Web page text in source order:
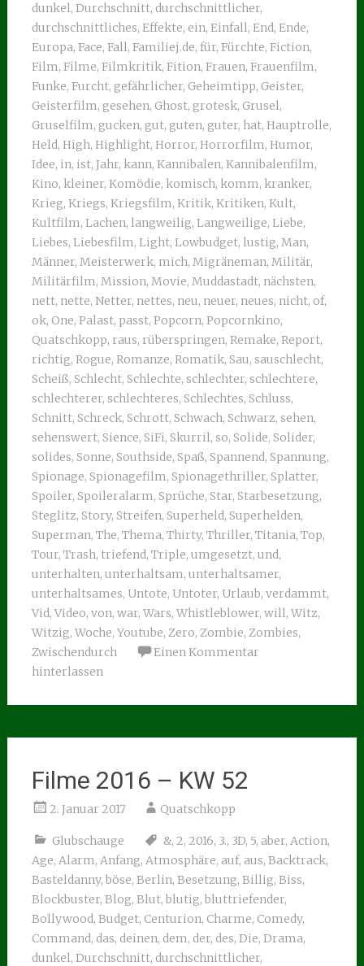
dunkel, Durchschnitt, durchschnittlicher,
durchschnittliches, Effekte, ein, Einfall, End, Ende,
Europa, Face, Fall, Familiej.de, für, Fürchte, Fiction,
Film, Filme, Filmkritik, Fition, Frauen, Frauenfilm,
Funke, Furcht, gefährlicher, Geheimtipp, Geister,
Geisterfilm, gesehen, Ghost, grotesk, Grusel,
Gruselfilm, gucken, gut, guten, guter, hat, Hauptrolle,
Held, High, Highlight, Horror, Horrorfilm, Humor,
Idee, in, ist, Jahr, kann, Kannibalen, Kannibalenfilm,
Kino, kleiner, Komödie, komisch, komm, kranker,
Krieg, Kriegs, Kriegsfilm, Kritik, Kritiken, Kult,
Kultfilm, Lachen, langweilig, Langweilige, Liebe,
Liebes, Liebesfilm, Light, Lowbudget, lustig, Man,
Männer, Meisterwerk, mich, Migräneman, Militär,
Militärfilm, Mission, Movie, Muddastadt, nächsten,
nett, nette, Netter, nettes, neu, neuer, neues, nicht, of,
ok, One, Palast, passt, Popcorn, Popcornkino,
Quatschkopp, raus, rüberspringen, Remake, Report,
richtig, Rogue, Romanze, Romatik, Sau, sauschlecht,
Scheiß, Schlecht, Schlechte, schlechter, schlechtere,
schlechterer, schlechteres, Schlechtes, Schluss,
Schnitt, Schreck, Schrott, Schwach, Schwarz, sehen,
sehenswert, Sience, SiFi, Skurril, so, Solide, Solider,
solides, Sonne, Southside, Spaß, Spannend, Spannung,
Spionage, Spionagefilm, Spionagethriller, Splatter,
Spoiler, Spoileralarm, Sprüche, Star, Starbesetzung,
Steglitz, Story, Streifen, Superheld, Superhelden,
Superman, The, Thema, Thirty, Thriller, Titania, Top,
Tour, Trash, triefend, Triple, umgesetzt, und,
unterhalten, unterhaltsam, unterhaltsamer,
unterhaltsames, Untote, Untoter, Urlaub, verdammt,
Vid, Video, von, war, Wars, Whistleblower, will, Witz,
Witzig, Woche, Youtube, Zero, Zombie, Zombies,
Zwischendurch
Einen Kommentar
hinterlassen
Filme 2016 – KW 52
2. Januar 2017 Quatschkopp
Glubschauge &, 2, 2016, 3., 3D, 5, aber, Action,
Age, Alarm, Anfang, Atmosphäre, auf, aus, Backtrack,
Basteldanny, böse, Berlin, Besetzung, Billig, Biss,
Blockbuster, Blog, Blut, blutig, bluttriefender,
Bollywood, Budget, Centurion, Charme, Comedy,
Command, das, deinen, dem, der, des, Die, Drama,
dunkel, Durchschnitt, durchschnittlicher,